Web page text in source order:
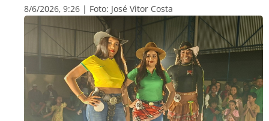
8/6/2026, 9:26 | Foto: José Vitor Costa